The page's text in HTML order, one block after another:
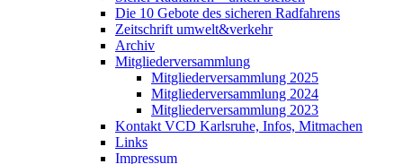
Die 10 Gebote des sicheren Radfahrens
Zeitschrift umwelt&verkehr
Archiv
Mitgliederversammlung
Mitgliederversammlung 2025
Mitgliederversammlung 2024
Mitgliederversammlung 2023
Kontakt VCD Karlsruhe, Infos, Mitmachen
Links
Impressum